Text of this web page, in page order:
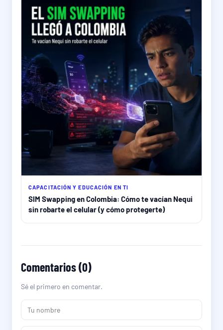
CAPACITACIÓN Y EDUCACIÓN EN TI
SIM Swapping en Colombia: Cómo te vacían Nequi
sin robarte el celular (y cómo protegerte)
Comentarios (0)
Sé el primero en comentar.